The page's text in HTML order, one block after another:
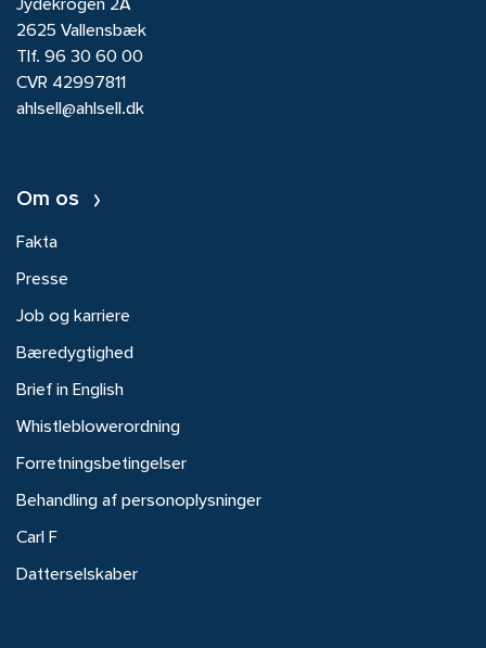
Jydekrogen 2A
2625 Vallensbæk
Tlf. 96 30 60 00
CVR 42997811
ahlsell@ahlsell.dk
Om os
Fakta
Presse
Job og karriere
Bæredygtighed
Brief in English
Whistleblowerordning
Forretningsbetingelser
Behandling af personoplysninger
Carl F
Datterselskaber